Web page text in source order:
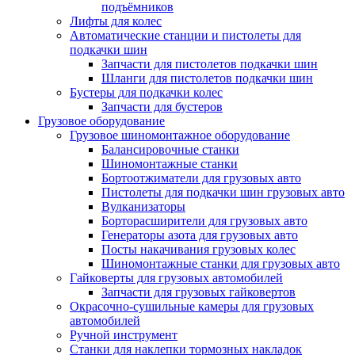
подъёмников
Лифты для колес
Автоматические станции и пистолеты для
подкачки шин
Запчасти для пистолетов подкачки шин
Шланги для пистолетов подкачки шин
Бустеры для подкачки колес
Запчасти для бустеров
Грузовое оборудование
Грузовое шиномонтажное оборудование
Балансировочные станки
Шиномонтажные станки
Бортоотжиматели для грузовых авто
Пистолеты для подкачки шин грузовых авто
Вулканизаторы
Борторасширители для грузовых авто
Генераторы азота для грузовых авто
Посты накачивания грузовых колес
Шиномонтажные станки для грузовых авто
Гайковерты для грузовых автомобилей
Запчасти для грузовых гайковертов
Окрасочно-сушильные камеры для грузовых
автомобилей
Ручной инструмент
Станки для наклепки тормозных накладок